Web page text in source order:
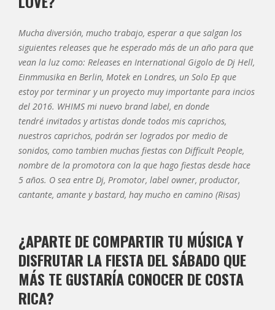
Mucha diversión, mucho trabajo, esperar a que salgan los
siguientes releases que he esperado más de un año para que
vean la luz como: Releases en International Gigolo de Dj Hell,
Einmmusika en Berlin, Motek en Londres, un Solo Ep que
estoy por terminar y un proyecto muy importante para incios
del 2016. WHIMS mi nuevo brand label, en donde
tendré invitados y artistas donde todos mis caprichos,
nuestros caprichos, podrán ser logrados por medio de
sonidos, como tambien muchas fiestas con Difficult People,
nombre de la promotora con la que hago fiestas desde hace
5 años. O sea entre Dj, Promotor, label owner, productor,
cantante, amante y bastard, hay mucho en camino (Risas)
¿APARTE DE COMPARTIR TU MÚSICA Y
DISFRUTAR LA FIESTA DEL SÁBADO QUE
MÁS TE GUSTARÍA CONOCER DE COSTA
RICA?